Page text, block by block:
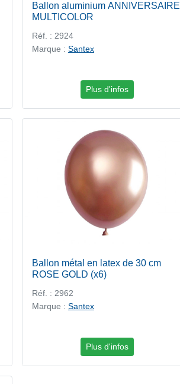
Ballon aluminium ANNIVERSAIRE
MULTICOLOR
Réf. : 2924
Marque : Santex
Plus d'infos
Ballon métal en latex de 30 cm
ROSE GOLD (x6)
Réf. : 2962
Marque : Santex
Plus d'infos